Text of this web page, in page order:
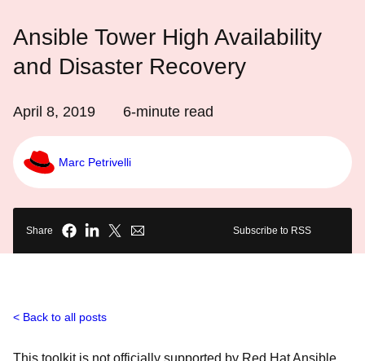
Ansible Tower High Availability
and Disaster Recovery
April 8, 2019 6-minute read
Marc Petrivelli
Share Subscribe to RSS
Back to all posts
This toolkit is not officially supported by Red Hat Ansible